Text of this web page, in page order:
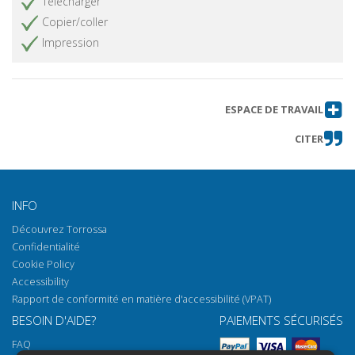
Copier/coller
Impression
ESPACE DE TRAVAIL
CITER
INFO
Découvrez Torrossa
Confidentialité
Cookie Policy
Accessibility
Rapport de conformité en matière d'accessibilité (VPAT)
BESOIN D'AIDE?
FAQ
PAIEMENTS SÉCURISÉS